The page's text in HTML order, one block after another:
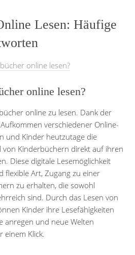
Lesen: Häufige
online lesen?
online lesen?
online zu lesen. Dank der
verschiedener Online-
und Kinder heutzutage die
von Kinderbüchern direkt auf ihren
Diese digitale Lesemöglichkeit
flexible Art, Zugang zu einer
zu erhalten, die sowohl
sind. Durch das Lesen von
Kinder ihre Lesefähigkeiten
anregen und neue Welten
einem Klick.